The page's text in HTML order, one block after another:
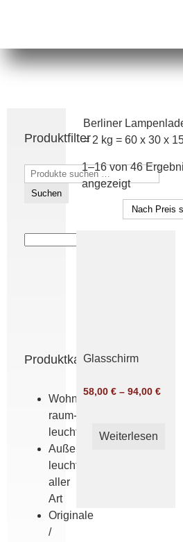
Produktfilter
Suchen
nach:
Suchen
Produktkategorien
Wohn­
raum­
leuchten
Außen­
leuchten
aller
Art
Originale
/
Berliner
= 2 kg = 60 x 30 x
1–16 von 46
angezeigtNach
Preis
sortiert:
Glasschirm
58,00 €– 94,00 €
Weiterlesen